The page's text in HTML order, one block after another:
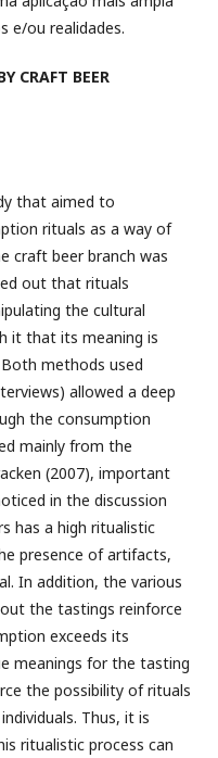
e/ou realidades.
CRAFT BEER
that aimed to
rituals as a way of
craft beer branch was
out that rituals
the cultural
it that its meaning is
methods used
allowed a deep
the consumption
mainly from the
(2007), important
in the discussion
has a high ritualistic
presence of artifacts,
In addition, the various
the tastings reinforce
exceeds its
meanings for the tasting
the possibility of rituals
Thus, it is
ritualistic process can